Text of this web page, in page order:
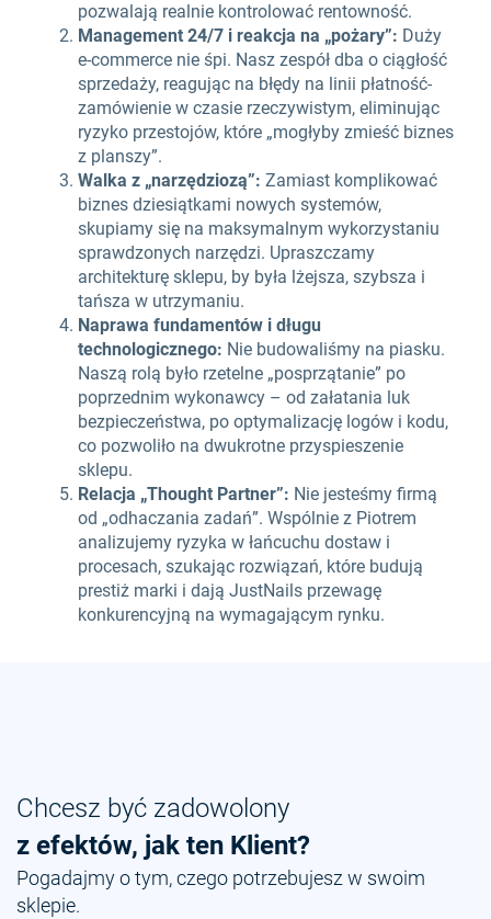
pozwalają realnie kontrolować rentowność.
Management 24/7 i reakcja na „pożary”: Duży
e-commerce nie śpi. Nasz zespół dba o ciągłość
sprzedaży, reagując na błędy na linii płatność-
zamówienie w czasie rzeczywistym, eliminując
ryzyko przestojów, które „mogłyby zmieść biznes
z planszy”.
Walka z „narzędziozą”: Zamiast komplikować
biznes dziesiątkami nowych systemów,
skupiamy się na maksymalnym wykorzystaniu
sprawdzonych narzędzi. Upraszczamy
architekturę sklepu, by była lżejsza, szybsza i
tańsza w utrzymaniu.
Naprawa fundamentów i długu
technologicznego: Nie budowaliśmy na piasku.
Naszą rolą było rzetelne „posprzątanie” po
poprzednim wykonawcy – od załatania luk
bezpieczeństwa, po optymalizację logów i kodu,
co pozwoliło na dwukrotne przyspieszenie
sklepu.
Relacja „Thought Partner”: Nie jesteśmy firmą
od „odhaczania zadań”. Wspólnie z Piotrem
analizujemy ryzyka w łańcuchu dostaw i
procesach, szukając rozwiązań, które budują
prestiż marki i dają JustNails przewagę
konkurencyjną na wymagającym rynku.
Chcesz być zadowolony
z efektów, jak ten Klient?
Pogadajmy o tym, czego potrzebujesz w swoim
sklepie.